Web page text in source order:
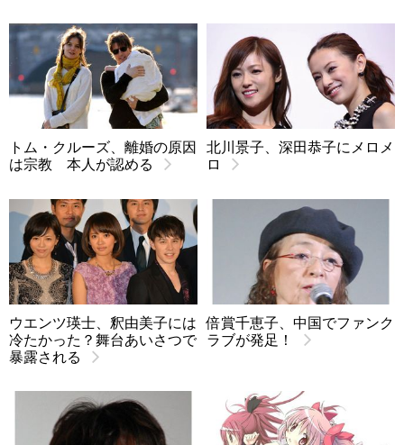
トム・クルーズ、離婚の原因
は宗教 本人が認める
北川景子、深田恭子にメロメ
ロ
ウエンツ瑛士、釈由美子には
冷たかった？舞台あいさつで
暴露される
倍賞千恵子、中国でファンク
ラブが発足！